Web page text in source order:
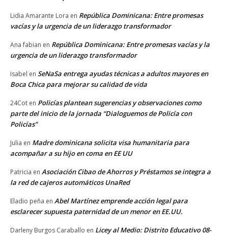
Lidia Amarante Lora en República Dominicana: Entre promesas
vacías y la urgencia de un liderazgo transformador
Ana fabian en República Dominicana: Entre promesas vacías y la
urgencia de un liderazgo transformador
Isabel en SeNaSa entrega ayudas técnicas a adultos mayores en
Boca Chica para mejorar su calidad de vida
24Cot en Policías plantean sugerencias y observaciones como
parte del inicio de la jornada “Dialoguemos de Policía con
Policías”
Julia en Madre dominicana solicita visa humanitaria para
acompañar a su hijo en coma en EE UU
Patricia en Asociación Cibao de Ahorros y Préstamos se integra a
la red de cajeros automáticos UnaRed
Eladio peña en Abel Martínez emprende acción legal para
esclarecer supuesta paternidad de un menor en EE.UU.
Darleny Burgos Caraballo en Licey al Medio: Distrito Educativo 08-